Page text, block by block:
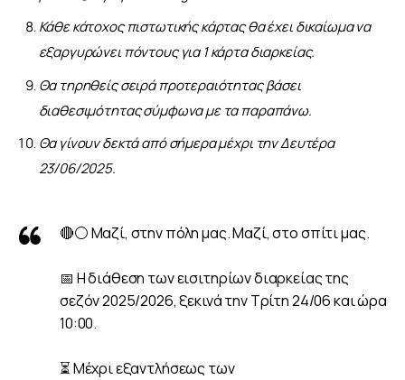
Κάθε κάτοχος πιστωτικής κάρτας θα έχει δικαίωμα να
εξαργυρώνει πόντους για 1 κάρτα διαρκείας.
Θα τηρηθείς σειρά προτεραιότητας βάσει
διαθεσιμότητας σύμφωνα με τα παραπάνω.
Θα γίνουν δεκτά από σήμερα μέχρι την Δευτέρα
23/06/2025.
🔴⚪ Μαζί, στην πόλη μας. Μαζί, στο σπίτι μας.
📅 Η διάθεση των εισιτηρίων διαρκείας της
σεζόν 2025/2026, ξεκινά την Τρίτη 24/06 και ώρα
10:00.
⏳ Μέχρι εξαντλήσεως των